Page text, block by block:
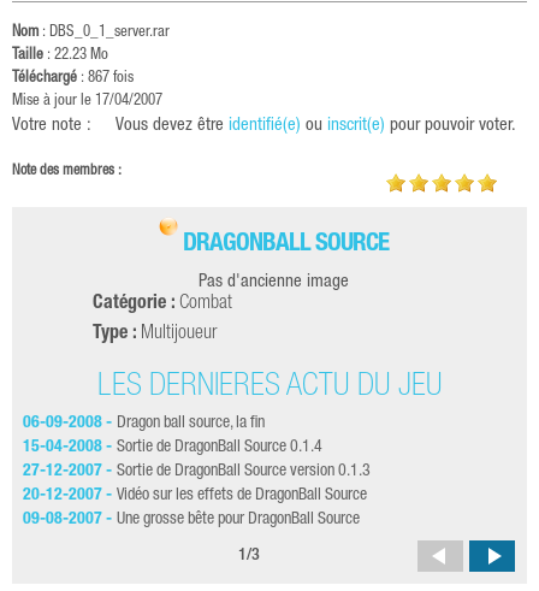
Nom : DBS_0_1_server.rar
Taille : 22.23 Mo
Téléchargé : 867 fois
Mise à jour le 17/04/2007
Votre note : Vous devez être identifié(e) ou inscrit(e) pour pouvoir voter.
Note des membres :
DRAGONBALL SOURCE
Pas d'ancienne image
Catégorie : Combat
Type : Multijoueur
LES DERNIÈRES ACTU DU JEU
06-09-2008 - Dragon ball source, la fin
15-04-2008 - Sortie de DragonBall Source 0.1.4
27-12-2007 - Sortie de DragonBall Source version 0.1.3
20-12-2007 - Vidéo sur les effets de DragonBall Source
09-08-2007 - Une grosse bête pour DragonBall Source
1 /3